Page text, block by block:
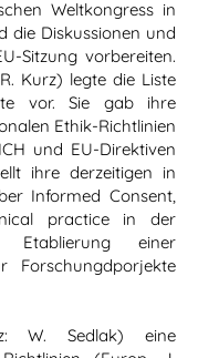
Weltkongress in
die Diskussionen und
Sitzung vorbereiten.
Kurz) legte die Liste
vor. Sie gab ihre
Ethik-Richtlinien
und EU-Direktiven
ihre derzeitigen in
Informed Consent,
practice in der
Etablierung einer
Forschungdporjekte
W. Sedlak) eine